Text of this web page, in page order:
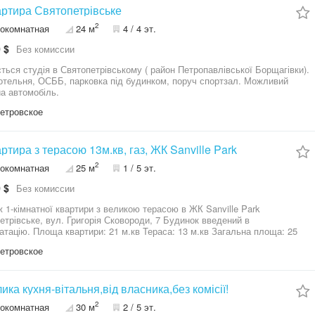
в експлуатацію Комфорт і безпека: -
- закрита тереторія, охорона території -
На тереторії розвинута інфраструктура: безліч
Квартира ідеально підійде для проживання або
Будинок розташований у тихому, комфортному та активно
Святопетрівського. Можливе придбання в кредит за
ДМЖ, єОселя 3%, 7%, єОселя 7% (ВПО) Код об'єкта:
Більше інформації та світлин за посиланням:
kiev/object/1komnatnye/390335
Святопетрівське
24 м2 4 / 4 эт.
$ Без комиссии
студія в Святопетрівському ( район Петропавлівської Борщагівки).
ОСББ, парковка під будинком, поруч спортзал. Можливий
автомобіль.
з терасою 13м.кв, газ, ЖК Sanville Park
25 м2 1 / 5 эт.
$ Без комиссии
1-кімнатної квартири з великою терасою в ЖК Sanville Park
вул. Григорія Сковороди, 7 Будинок введений в
13 м.кв Загальна площа: 25
✔ закрита територія під охороною ✔
дозволяє максимально ефективно використати простір.
— домовимось про перегляд.
кухня-вітальня,від власника,без комісії!
30 м2 2 / 5 эт.